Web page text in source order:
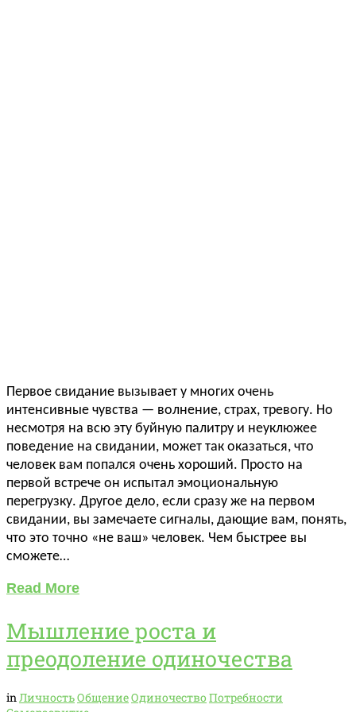
Первое свидание вызывает у многих очень
интенсивные чувства — волнение, страх, тревогу. Но
несмотря на всю эту буйную палитру и неуклюжее
поведение на свидании, может так оказаться, что
человек вам попался очень хороший. Просто на
первой встрече он испытал эмоциональную
перегрузку. Другое дело, если сразу же на первом
свидании, вы замечаете сигналы, дающие вам, понять,
что это точно «не ваш» человек. Чем быстрее вы
сможете…
Read More
Мышление роста и
преодоление одиночества
inЛичностьОбщениеОдиночество Потребности